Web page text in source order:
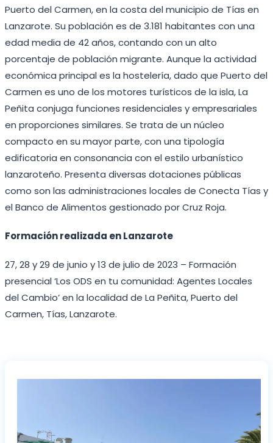
Puerto del Carmen, en la costa del municipio de Tías en
Lanzarote. Su población es de 3.181 habitantes con una
edad media de 42 años, contando con un alto
porcentaje de población migrante. Aunque la actividad
económica principal es la hostelería, dado que Puerto del
Carmen es uno de los motores turísticos de la isla, La
Peñita conjuga funciones residenciales y empresariales
en proporciones similares. Se trata de un núcleo
compacto en su mayor parte, con una tipología
edificatoria en consonancia con el estilo urbanístico
lanzaroteño. Presenta diversas dotaciones públicas
como son las administraciones locales de Conecta Tías y
el Banco de Alimentos gestionado por Cruz Roja.
Formación realizada en Lanzarote
27, 28 y 29 de junio y 13 de julio de 2023 – Formación
presencial‘Los ODS en tu comunidad: Agentes Locales
del Cambio’ en la localidad de La Peñita, Puerto del
Carmen, Tías, Lanzarote.